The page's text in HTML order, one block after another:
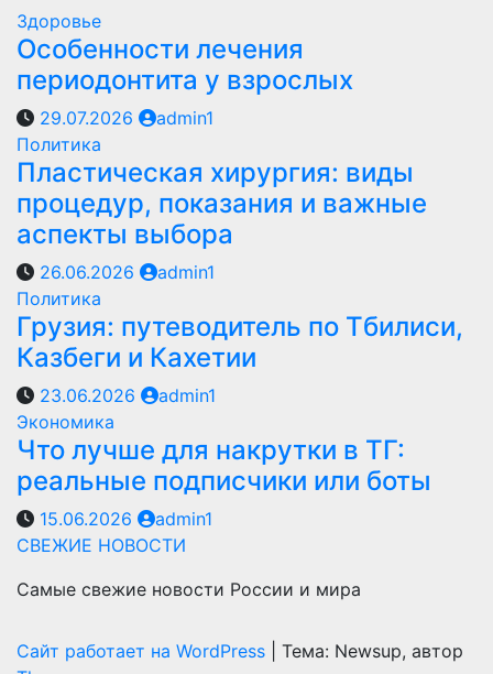
Здоровье
Особенности лечения
периодонтита у взрослых
29.07.2026
admin1
Политика
Пластическая хирургия: виды
процедур, показания и важные
аспекты выбора
26.06.2026
admin1
Политика
Грузия: путеводитель по Тбилиси,
Казбеги и Кахетии
23.06.2026
admin1
Экономика
Что лучше для накрутки в ТГ:
реальные подписчики или боты
15.06.2026
admin1
СВЕЖИЕ НОВОСТИ
Самые свежие новости России и мира
Сайт работает на WordPress
Тема: Newsup, автор